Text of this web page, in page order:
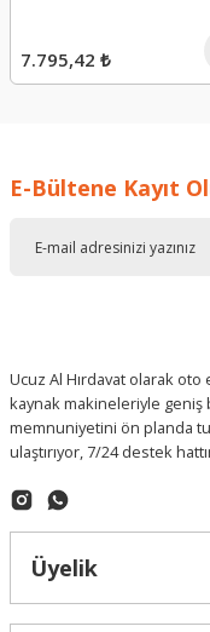
7.795,42 ₺
E-Bültene Kayıt
Ucuz Al Hırdavat olarak
kaynak makineleriyle
memnuniyetini ön planda
ulaştırıyor, 7/24 destek
Üyelik